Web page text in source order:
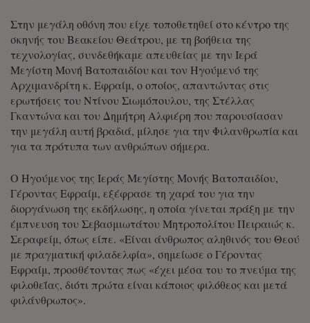
Στην μεγάλη οθόνη που είχε τοποθετηθεί στο κέντρο της
σκηνής του Βεακείου Θεάτρου, με τη βοήθεια της
τεχνολογίας, συνδεθήκαμε απευθείας με την Ιερά
Μεγίστη Μονή Βατοπαιδίου και τον Ηγούμενό της
Αρχιμανδρίτη κ. Εφραίμ, ο οποίος, απαντώντας στις
ερωτήσεις του Ντίνου Σιωμόπουλου, της Στέλλας
Γκαντώνα και του Δημήτρη Αλφιέρη που παρουσίασαν
την μεγάλη αυτή βραδιά, μίλησε για την Φιλανθρωπία και
για τα πρότυπα των ανθρώπων σήμερα.
Ο Ηγούμενος της Ιεράς Μεγίστης Μονής Βατοπαιδίου,
Γέροντας Εφραίμ, εξέφρασε τη χαρά του για την
διοργάνωση της εκδήλωσης, η οποία γίνεται πράξη με την
έμπνευση του Σεβασμιωτάτου Μητροπολίτου Πειραιώς κ.
Σεραφείμ, όπως είπε. «Είναι άνθρωπος αληθινός του Θεού
με πραγματική φιλαδελφία», σημείωσε ο Γέροντας
Εφραίμ, προσθέτοντας πως «έχει μέσα του το πνεύμα της
φιλοθεΐας, διότι πρώτα είναι κάποιος φιλόθεος και μετά
φιλάνθρωπος».